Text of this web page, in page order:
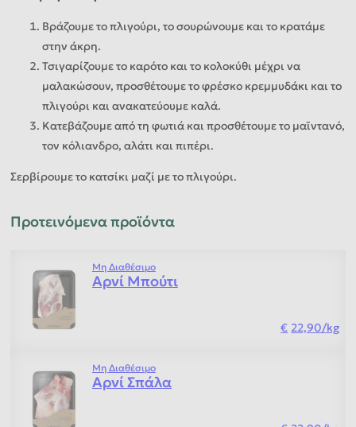
Βράζουμε το πλιγούρι, το σουρώνουμε και το κρατάμε
στην άκρη.
Τσιγαρίζουμε το καρότο και το κολοκύθι μέχρι να
μαλακώσουν, προσθέτουμε το φρέσκο κρεμμυδάκι και το
πλιγούρι και ανακατεύουμε καλά.
Κατεβάζουμε από τη φωτιά και προσθέτουμε το μαϊντανό,
τον κόλιανδρο, αλάτι και πιπέρι.
Σερβίρουμε το κατσίκι μαζί με το πλιγούρι.
Προτεινόμενα προϊόντα
Μη Διαθέσιμο
Αρνί Μπούτι
22,90/kg
Μη Διαθέσιμο
Αρνί Σπάλα